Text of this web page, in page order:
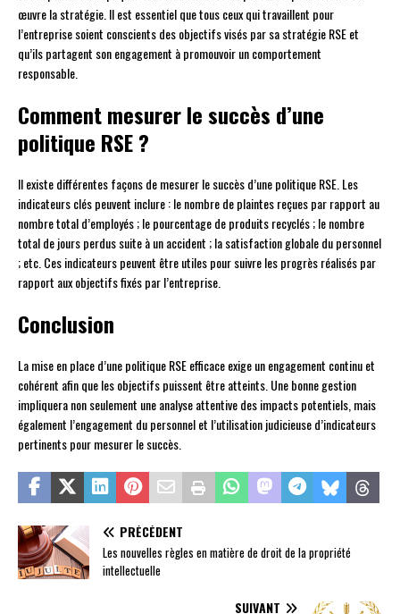
œuvre la stratégie. Il est essentiel que tous ceux qui travaillent pour
l’entreprise soient conscients des objectifs visés par sa stratégie RSE et
qu’ils partagent son engagement à promouvoir un comportement
responsable.
Comment mesurer le succès d’une
politique RSE ?
Il existe différentes façons de mesurer le succès d’une politique RSE. Les
indicateurs clés peuvent inclure : le nombre de plaintes reçues par rapport au
nombre total d’employés ; le pourcentage de produits recyclés ; le nombre
total de jours perdus suite à un accident ; la satisfaction globale du personnel
; etc. Ces indicateurs peuvent être utiles pour suivre les progrès réalisés par
rapport aux objectifs fixés par l’entreprise.
Conclusion
La mise en place d’une politique RSE efficace exige un engagement continu et
cohérent afin que les objectifs puissent être atteints. Une bonne gestion
impliquera non seulement une analyse attentive des impacts potentiels, mais
également l’engagement du personnel et l’utilisation judicieuse d’indicateurs
pertinents pour mesurer le succès.
PRÉCÉDENT
Les nouvelles règles en matière de droit de la propriété
intellectuelle
SUIVANT